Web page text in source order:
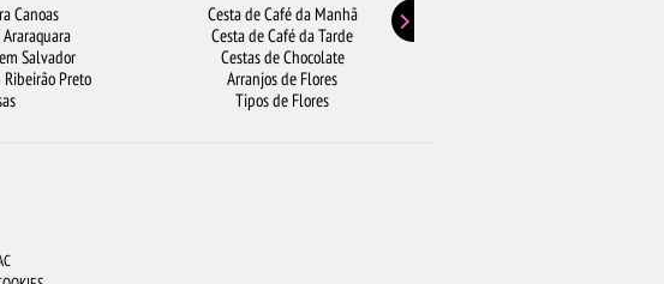
Canoas
Salvador
Preto
Cesta de Café da Manhã
Cesta de Café da Tarde
Cestas de Chocolate
Arranjos de Flores
Tipos de Flores